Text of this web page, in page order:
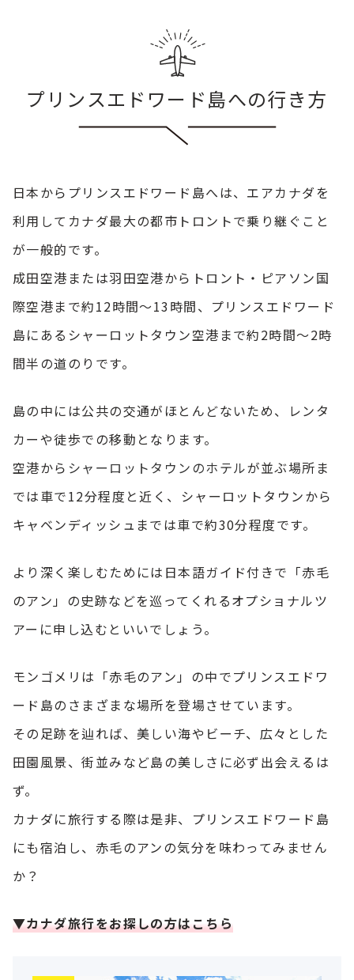
プリンスエドワード島への行き方
日本からプリンスエドワード島へは、エアカナダを
利用してカナダ最大の都市トロントで乗り継ぐこと
が一般的です。
成田空港または羽田空港からトロント・ピアソン国
際空港まで約12時間～13時間、プリンスエドワード
島にあるシャーロットタウン空港まで約2時間～2時
間半の道のりです。
島の中には公共の交通がほとんどないため、レンタ
カーや徒歩での移動となります。
空港から シャーロットタウンのホテルが並ぶ場所ま
では車で12分程度と近く、シャーロットタウンから
キャベンディッシュまでは車で約30分程度です。
より深く楽しむためには日本語ガイド付きで「赤毛
のアン」の史跡などを巡ってくれるオプショナルツ
アーに申し込むといいでしょう。
モンゴメリは「赤毛のアン」の中でプリンスエドワ
ード島のさまざまな場所を登場させています。
その足跡を辿れば、美しい海やビーチ、広々とした
田園風景、街並みなど島の美しさに必ず出会えるは
ず。
カナダに旅行する際は是非、プリンスエドワード島
にも宿泊し、赤毛のアンの気分を味わってみません
か？
▼カナダ旅行をお探しの方はこちら